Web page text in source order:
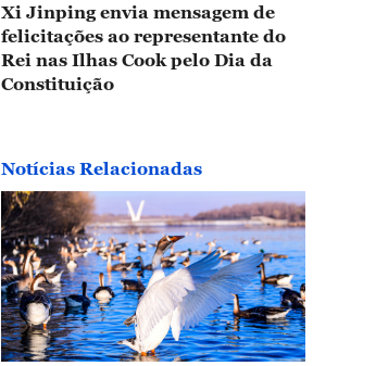
Xi Jinping envia mensagem de
felicitações ao representante do
Rei nas Ilhas Cook pelo Dia da
Constituição
Notícias Relacionadas